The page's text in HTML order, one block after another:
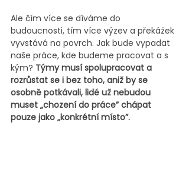
Ale čím více se díváme do
budoucnosti, tím více výzev a překážek
vyvstává na povrch. Jak bude vypadat
naše práce, kde budeme pracovat a s
kým? Týmy musí spolupracovat a
rozrůstat se i bez toho, aniž by se
osobně potkávali, lidé už nebudou
muset „chození do práce” chápat
pouze jako „konkrétní místo”.